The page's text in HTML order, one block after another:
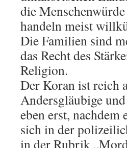
die
handeln meist
Die Familien sind
das Recht des
Religion.
Der Koran ist reich
Andersgläubige
eben erst,
sich in der
in der Rubrik